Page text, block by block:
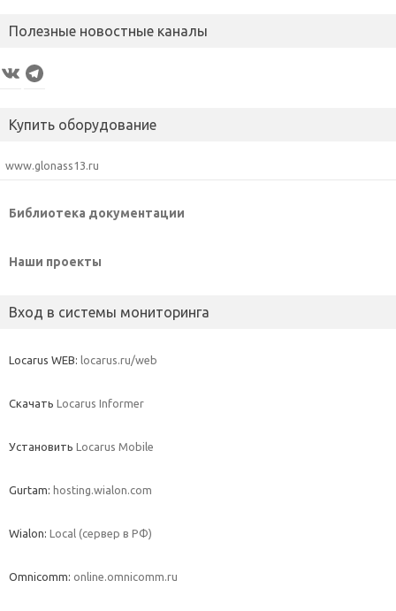
Полезные новостные каналы
VK Telegram
Купить оборудование
www.glonass13.ru
Библиотека документации
Наши проекты
Вход в системы мониторинга
Locarus WEB: locarus.ru/web
Скачать Locarus Informer
Установить Locarus Mobile
Gurtam: hosting.wialon.com
Wialon: Local (сервер в РФ)
Omnicomm: online.omnicomm.ru